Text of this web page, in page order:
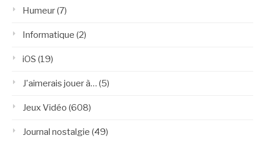
Humeur(7)
Informatique (2)
iOS (19)
J'aimerais jouer à… (5)
Jeux Vidéo (608)
Journal nostalgie (49)